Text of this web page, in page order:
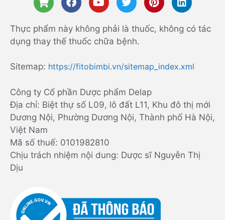
Thực phẩm này không phải là thuốc, không có tác
dụng thay thế thuốc chữa bệnh.
Sitemap: https://fitobimbi.vn/sitemap_index.xml
Công ty Cổ phần Dược phẩm Delap
Địa chỉ: Biệt thự số L09, lô đất L11, Khu đô thị mới
Dương Nội, Phường Dương Nội, Thành phố Hà Nội,
Việt Nam
Mã số thuế: 0101982810
Chịu trách nhiệm nội dung: Dược sĩ Nguyễn Thị
Dịu